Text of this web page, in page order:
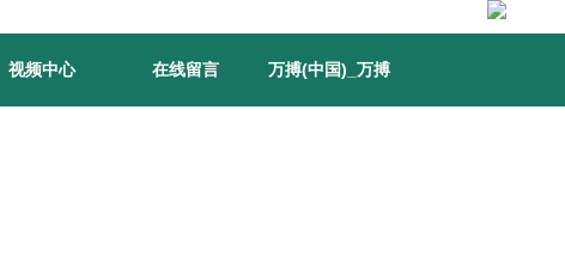
视频中心 在线留言 万搏(中国)_万搏